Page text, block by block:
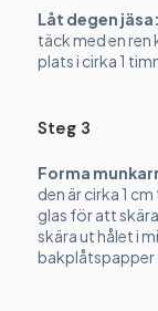
Låt degen jäsa:
täck med en ren
plats i cirka 1
Steg 3
Forma
den är cirka 1
glas för att
skära ut hålet i
bakplåtspapper